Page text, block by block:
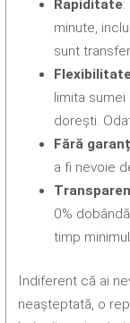
Rapiditate:
minute,
sunt
Flexibilitate
limita
dorești.
Fără
a fi nevoie
0%
timp
Indiferent că ai
neașteptată, o